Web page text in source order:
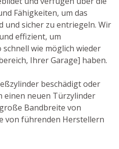
Fähigkeiten, um das
und sicher zu entriegeln. Wir
effizient, um
schnell wie möglich wieder
Ihrer Garage] haben.
beschädigt oder
einen neuen Türzylinder
Bandbreite von
von führenden Herstellern